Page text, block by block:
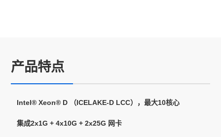
产品特点
Intel® Xeon® D （ICELAKE-D LCC），最大10核心
集成2x1G + 4x10G + 2x25G 网卡